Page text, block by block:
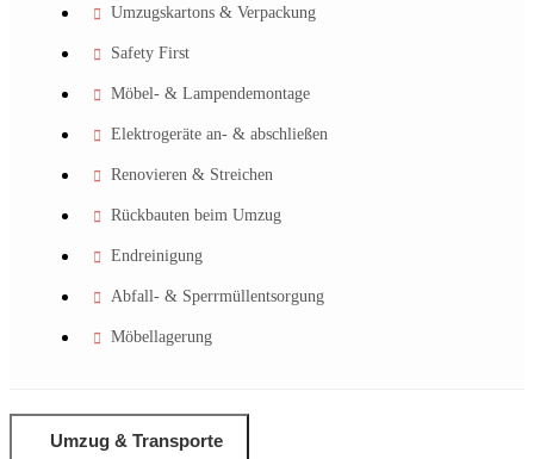
Umzugskartons & Verpackung
Safety First
Möbel- & Lampendemontage
Elektrogeräte an- & abschließen
Renovieren & Streichen
Rückbauten beim Umzug
Endreinigung
Abfall- & Sperrmüllentsorgung
Möbellagerung
Umzug & Transporte